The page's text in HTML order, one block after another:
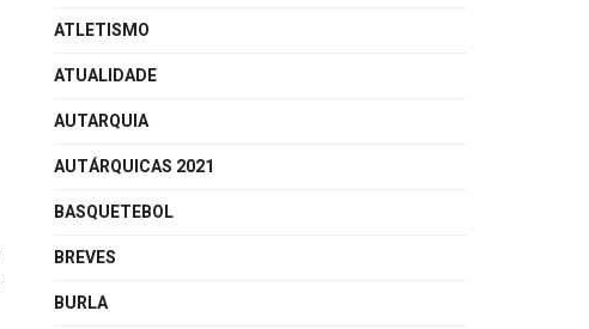
ATLETISMO
ATUALIDADE
AUTARQUIA
AUTÁRQUICAS 2021
BASQUETEBOL
BREVES
BURLA